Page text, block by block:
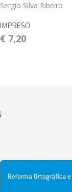
Sergio Silva Ribeiro
IMPRESO
€ 7,20